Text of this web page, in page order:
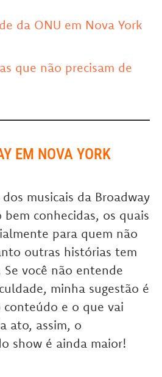
da ONU em Nova York
que não precisam de
EM NOVA YORK
musicais da Broadway
bem conhecidas, os quais
para quem não
outras histórias tem
você não entende
minha sugestão é
conteúdo e o que vai
ato, assim, o
show é ainda maior!